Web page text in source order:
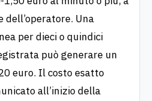
dell’operatore. Una
per dieci o quindici
può generare un
euro. Il costo esatto
all’inizio della